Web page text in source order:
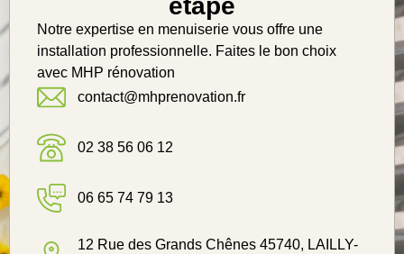
étape
Notre expertise en menuiserie vous offre une
installation professionnelle. Faites le bon choix
avec MHP rénovation
contact@mhprenovation.fr
02 38 56 06 12
06 65 74 79 13
12 Rue des Grands Chênes 45740, LAILLY-